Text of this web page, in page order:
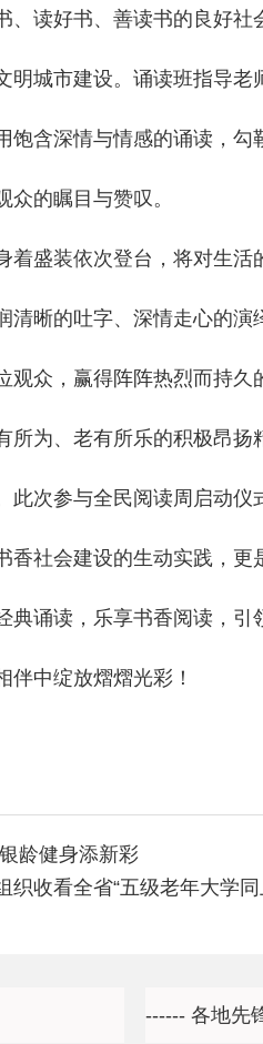
读好书、善读书的良好社
明城市建设。诵读班指导
饱含深情与情感的诵读，
众的瞩目与赞叹。
盛装依次登台，将对生活
清晰的吐字、深情走心的
观众，赢得阵阵热烈而持
所为、老有所乐的积极昂扬
次参与全民阅读周启动仪
香社会建设的生动实践，
典诵读，乐享书香阅读，
伴中绽放熠熠光彩！
龄健身添新彩
织收看全省“五级老年大学